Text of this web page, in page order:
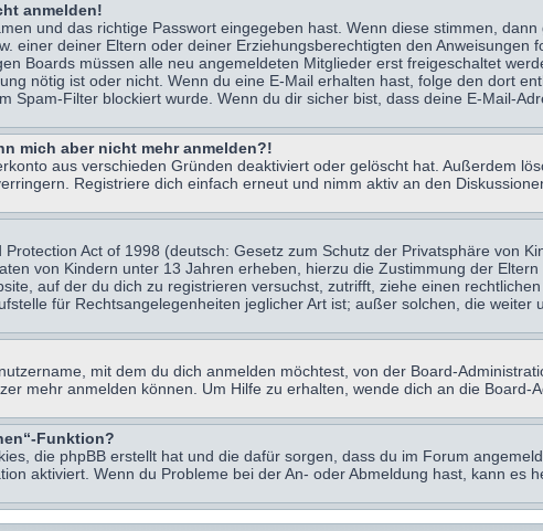
anmelden!
und das richtige Passwort eingegeben hast. Wenn diese stimmen,
einer deiner Eltern oder deiner Erziehungsberechtigten den
Boards müssen alle neu angemeldeten Mitglieder erst freigeschaltet
nötig ist oder nicht. Wenn du eine E-Mail erhalten hast, folge den dort
Spam-Filter blockiert wurde. Wenn du dir sicher bist, dass deine E-Mail-
mich aber nicht mehr anmelden?!
aus verschieden Gründen deaktiviert oder gelöscht hat. Außerdem
Registriere dich einfach erneut und nimm aktiv an den
Act of 1998 (deutsch: Gesetz zum Schutz der Privatsphäre von
von Kindern unter 13 Jahren erheben, hierzu die Zustimmung der
auf der du dich zu registrieren versuchst, zutrifft, ziehe einen
für Rechtsangelegenheiten jeglicher Art ist; außer solchen, die weiter
mit dem du dich anmelden möchtest, von der Board-
mehr anmelden können. Um Hilfe zu erhalten, wende dich an die Board-
Funktion?
die phpBB erstellt hat und die dafür sorgen, dass du im Forum
aktiviert. Wenn du Probleme bei der An- oder Abmeldung hast, kann es